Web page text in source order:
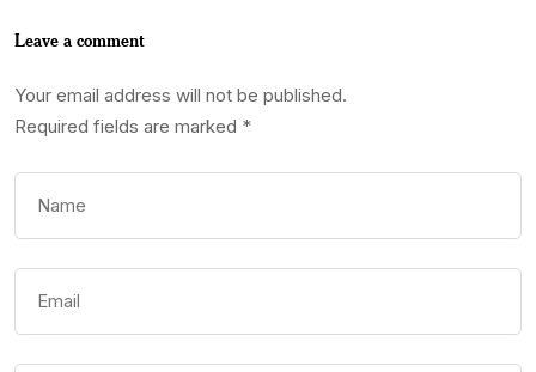
Leave a comment
Your email address will not be published.
Required fields are marked *